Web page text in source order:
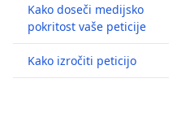
Kako doseči medijsko
pokritost vaše peticije
Kako izročiti peticijo